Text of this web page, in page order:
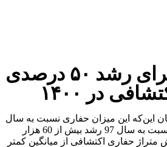
برنامه‌ریزی برای رشد ۵۰ درصدی
در ۱۴۰۰
این‌که این میزان حفاری نسبت به سال
98 رشد 30 هزار متری و نسبت به سال 97 رشد بیش از 60 هزار
حفاری اکتشافی از میانگین کمتر